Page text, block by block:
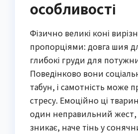
особливості
Фізично великі коні
пропорціями: довга шия
глибокі груди для
Поведінково вони
табун, і самотність може
стресу. Емоційно ці
один неправильний жест,
зникає, наче тінь у